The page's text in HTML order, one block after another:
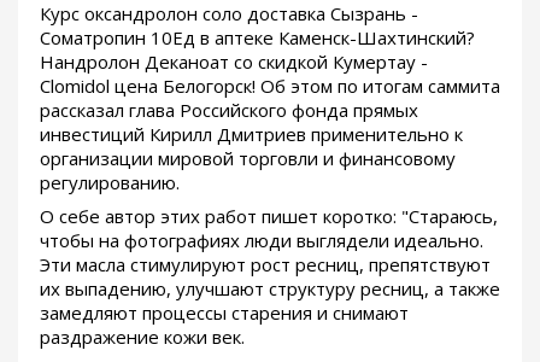
Курс оксандролон соло доставка Сызрань -
Cоматропин 10Ед в аптеке Каменск-Шахтинский?
Нандролон Деканоат со скидкой Кумертау -
Clomidol цена Белогорск! Об этом по итогам саммита
рассказал глава Российского фонда прямых
инвестиций Кирилл Дмитриев применительно к
организации мировой торговли и финансовому
регулированию.
О себе автор этих работ пишет коротко: "Стараюсь,
чтобы на фотографиях люди выглядели идеально.
Эти масла стимулируют рост ресниц, препятствуют
их выпадению, улучшают структуру ресниц, а также
замедляют процессы старения и снимают
раздражение кожи век.